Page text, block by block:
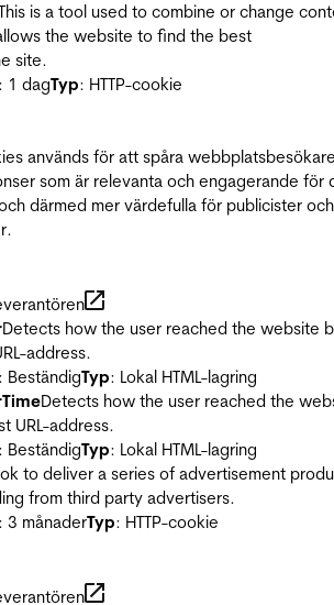
is a tool used to combine or change
the website to find the best
site.
: 1 dagTyp: HTTP-cookie
används för att spåra
som är relevanta och engagerande för
därmed mer värdefulla för publicister och
Detects how the user reached the website
address.
: BeständigTyp: Lokal HTML-lagring
Detects how the user reached the
URL-address.
: BeständigTyp: Lokal HTML-lagring
to deliver a series of advertisement
from third party advertisers.
: 3 månaderTyp: HTTP-cookie